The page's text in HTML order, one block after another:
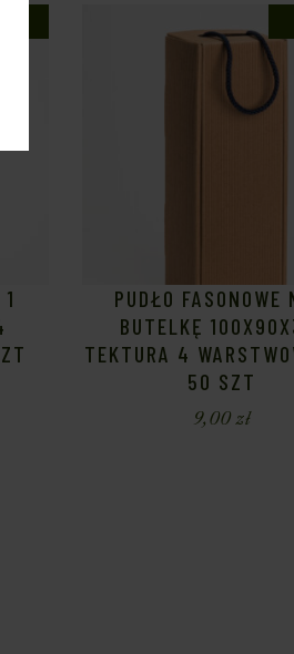
PUDŁO FASONOWE
BUTELKĘ
TEKTURA 4
50 SZT
9,00zł